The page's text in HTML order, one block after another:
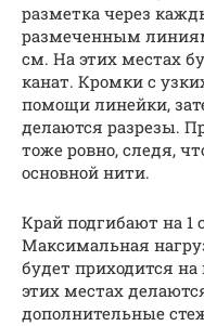
разметка через
размеченным
см. На этих местах
канат. Кромки с
помощи линейки,
делаются разрезы.
тоже ровно, следя,
основной нити.
Край подгибают на
Максимальная
будет приходится
этих местах
дополнительные